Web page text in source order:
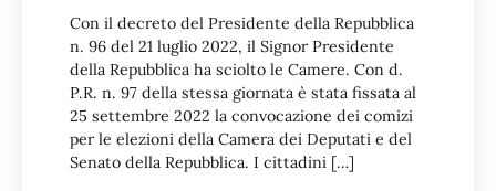
Con il decreto del Presidente della Repubblica
n. 96 del 21 luglio 2022, il Signor Presidente
della Repubblica ha sciolto le Camere. Con d.
P.R. n. 97 della stessa giornata è stata fissata al
25 settembre 2022 la convocazione dei comizi
per le elezioni della Camera dei Deputati e del
Senato della Repubblica. I cittadini […]